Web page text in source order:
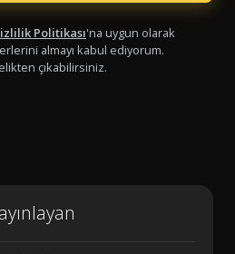
Politikası'na uygun olarak
almayı kabul ediyorum.
çıkabilirsiniz.